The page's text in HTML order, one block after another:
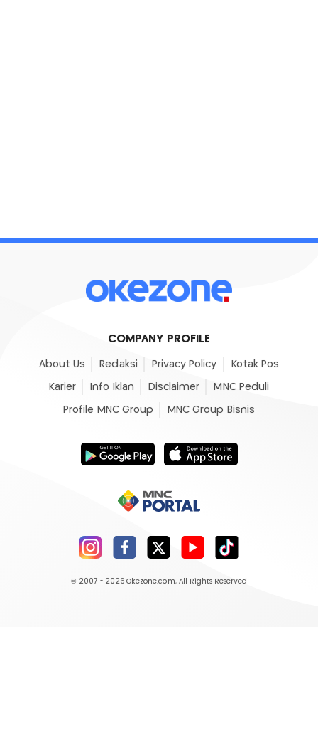
COMPANY PROFILE
About Us Redaksi Privacy Policy Kotak Pos
Karier Info Iklan Disclaimer MNC Peduli
Profile MNC Group MNC Group Bisnis
© 2007 - 2026 Okezone.com, All Rights Reserved